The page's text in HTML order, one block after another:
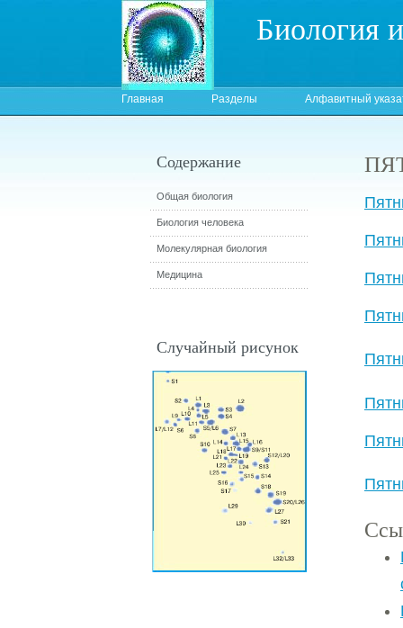
Биология
Главная Разделы Алфавитный
Содержание
Общая биология
Биология человека
Молекулярная биология
Медицина
Случайный рисунок